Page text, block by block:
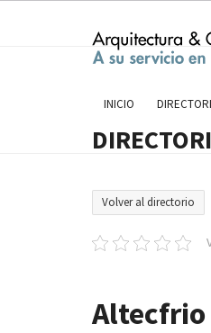
INICIO
Volver al directorio
Altecfrio